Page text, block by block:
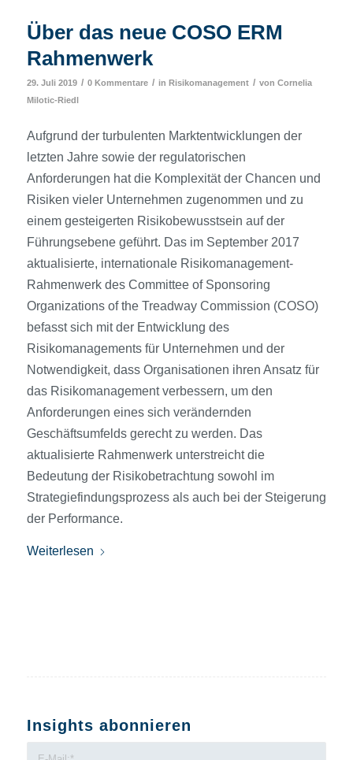
Über das neue COSO ERM
Rahmenwerk
29. Juli 2019 / 0 Kommentare / in Risikomanagement / von Cornelia
Milotic-Riedl
Aufgrund der turbulenten Marktentwicklungen der
letzten Jahre sowie der regulatorischen
Anforderungen hat die Komplexität der Chancen und
Risiken vieler Unternehmen zugenommen und zu
einem gesteigerten Risikobewusstsein auf der
Führungsebene geführt. Das im September 2017
aktualisierte, internationale Risikomanagement-
Rahmenwerk des Committee of Sponsoring
Organizations of the Treadway Commission (COSO)
befasst sich mit der Entwicklung des
Risikomanagements für Unternehmen und der
Notwendigkeit, dass Organisationen ihren Ansatz für
das Risikomanagement verbessern, um den
Anforderungen eines sich verändernden
Geschäftsumfelds gerecht zu werden. Das
aktualisierte Rahmenwerk unterstreicht die
Bedeutung der Risikobetrachtung sowohl im
Strategiefindungsprozess als auch bei der Steigerung
der Performance.
Weiterlesen
Insights abonnieren